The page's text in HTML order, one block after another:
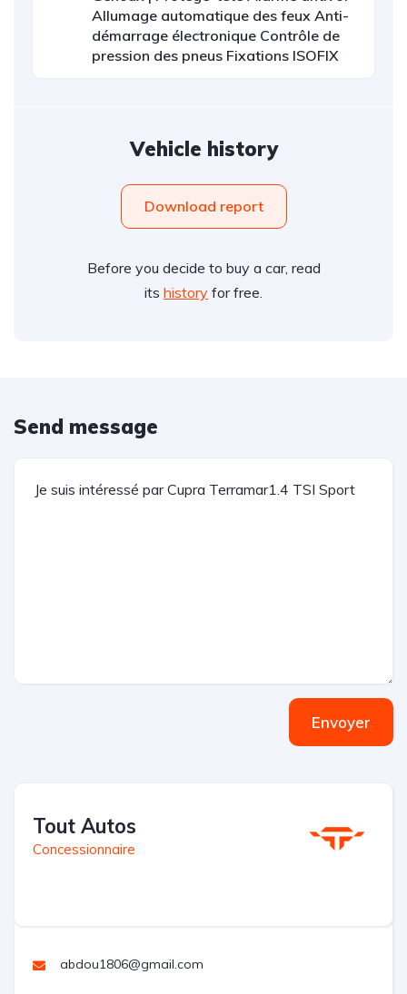
Allumage automatique des feux Anti-
démarrage électronique Contrôle de
pression des pneus Fixations ISOFIX
Vehicle history
Download report
Before you decide to buy a car, read
its history for free.
Send message
Envoyer
Tout Autos
Concessionnaire
abdou1806@gmail.com